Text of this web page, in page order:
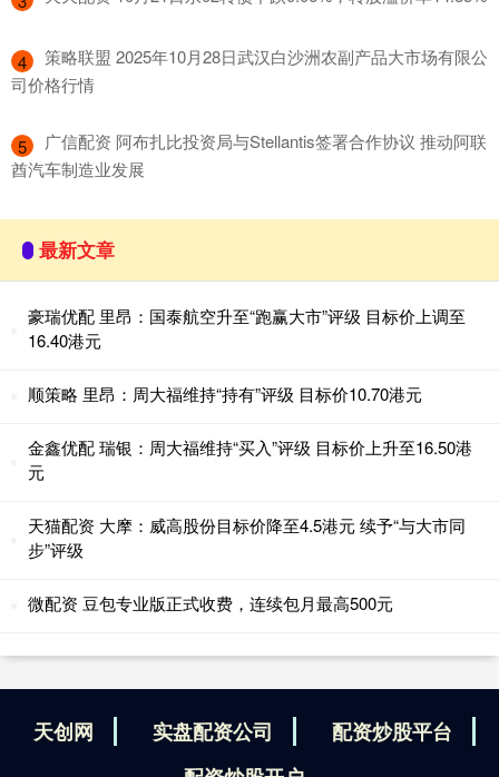
4
​策略联盟 2025年10月28日武汉白沙洲农副产品大市场有限公
司价格行情
5
​广信配资 阿布扎比投资局与Stellantis签署合作协议 推动阿联
酋汽车制造业发展
最新文章
豪瑞优配 里昂：国泰航空升至“跑赢大市”评级 目标价上调至
16.40港元
顺策略 里昂：周大福维持“持有”评级 目标价10.70港元
金鑫优配 瑞银：周大福维持“买入”评级 目标价上升至16.50港
元
天猫配资 大摩：威高股份目标价降至4.5港元 续予“与大市同
步”评级
微配资 豆包专业版正式收费，连续包月最高500元
天创网 实盘配资公司
配资炒股平台